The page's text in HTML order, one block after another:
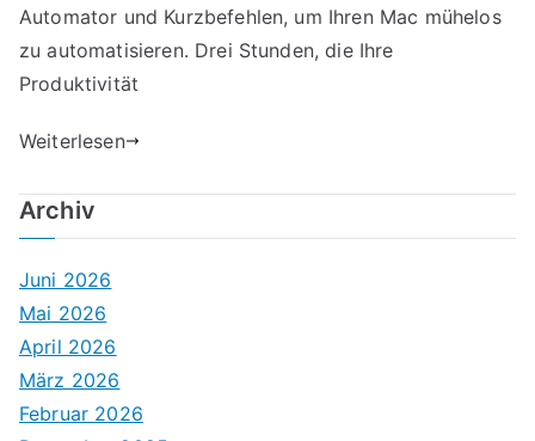
Automator und Kurzbefehlen, um Ihren Mac mühelos
zu automatisieren. Drei Stunden, die Ihre
Produktivität
Weiterlesen
Archiv
Juni 2026
Mai 2026
April 2026
März 2026
Februar 2026